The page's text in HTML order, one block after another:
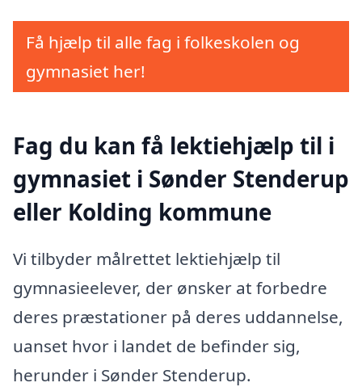
Få hjælp til alle fag i folkeskolen og
gymnasiet her!
Fag du kan få lektiehjælp til i
gymnasiet i Sønder Stenderup
eller Kolding kommune
Vi tilbyder målrettet lektiehjælp til
gymnasieelever, der ønsker at forbedre
deres præstationer på deres uddannelse,
uanset hvor i landet de befinder sig,
herunder i Sønder Stenderup.